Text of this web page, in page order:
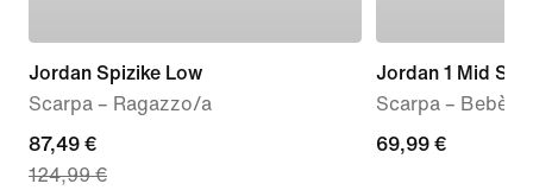
Jordan Spizike Low
Scarpa – Ragazzo/a
current
price
87,49 €
124,99 €
Jordan 1 Mid SE
Scarpa – Bebè e
69,99
69,99 €